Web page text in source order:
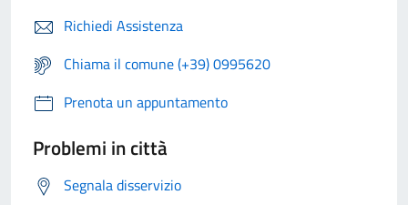
Richiedi Assistenza
Chiama il comune (+39) 0995620
Prenota un appuntamento
Problemi in città
Segnala disservizio